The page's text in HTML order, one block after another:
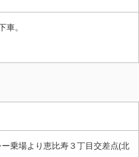
。
乗場より恵比寿３丁目交差点(北